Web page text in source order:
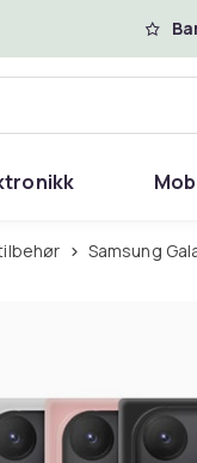
tilbehør Samsung